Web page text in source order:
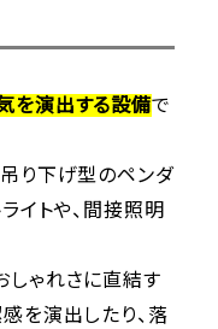
を演出する設備で
り下げ型のペンダ
イトや、間接照明
しゃれさに直結す
を演出したり、落